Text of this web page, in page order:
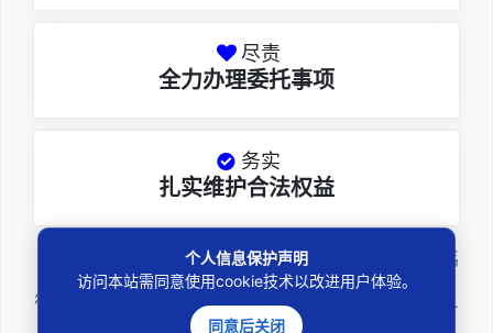
尽责
全力办理委托事项
务实
扎实维护合法权益
邓杰律师，法律硕士，执业于北京市炜
衡（深圳）律师事务所，律师执业证号为14
个人信息保护声明
访问本站需同意使用cookie技术以改进用户体验。
同意后关闭